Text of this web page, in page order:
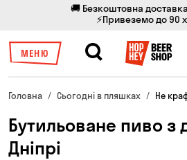
🚚 Безкоштовна
⚡Привеземо до 90
МЕНЮ
Головна Сьогодні в пляшках Не
Бутильоване пиво з
Дніпрі